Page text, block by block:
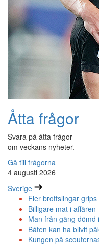
Åtta frågor
Svara på åtta frågor
om veckans nyheter.
Gå till frågorna
4 augusti 2026
Sverige
Fler brottslingar grips
Billigare mat i affären
Man från gäng dömd
Båten kan ha blivit
Kungen på